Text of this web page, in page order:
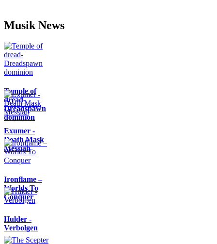
Musik News
Temple of
dread-
Dreadspawn
dominion
Exumer -
Death Mask
Messiah
Ironflame –
Worlds To
Conquer
Hulder -
Verbolgen